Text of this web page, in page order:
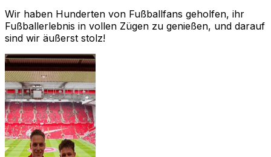
Wir haben Hunderten von Fußballfans geholfen, ihr
Fußballerlebnis in vollen Zügen zu genießen, und darauf
sind wir äußerst stolz!